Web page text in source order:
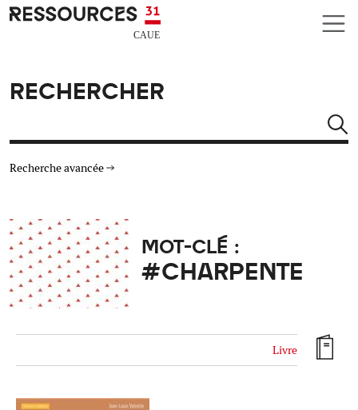
Aller au contenu principal
CAUE RESSOURCES 31
RECHERCHER
Recherche avancée
TYPE DE RESSOURCES
MATÉRIAUX
MOT-CLÉ :
#CHARPENTE
Livre